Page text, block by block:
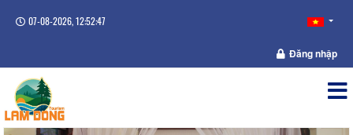
07-08-2026, 12:52:47
Đăng nhập